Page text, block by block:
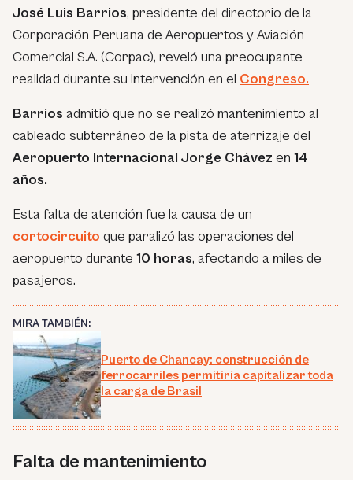
José Luis Barrios, presidente del directorio de la
Corporación Peruana de Aeropuertos y Aviación
Comercial S.A. (Corpac), reveló una preocupante
realidad durante su intervención en el Congreso.
Barrios admitió que no se realizó mantenimiento al
cableado subterráneo de la pista de aterrizaje del
Aeropuerto Internacional Jorge Chávez en 14
años.
Esta falta de atención fue la causa de un
cortocircuito que paralizó las operaciones del
aeropuerto durante 10 horas, afectando a miles de
pasajeros.
MIRA TAMBIÉN:
Puerto de Chancay: construcción de
ferrocarriles permitiría capitalizar toda
la carga de Brasil
Falta de mantenimiento